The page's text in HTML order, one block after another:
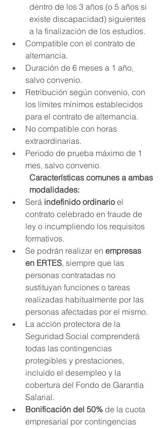
dentro de los 3 años (o 5 años si
existe discapacidad) siguientes
a la finalización de los estudios.
Compatible con el contrato de
alternancia.
Duración de 6 meses a 1 año,
salvo convenio.
Retribución según convenio, con
los límites mínimos establecidos
para el contrato de alternancia.
No compatible con horas
extraordinarias.
Periodo de prueba máximo de 1
mes, salvo convenio.
Características comunes a ambas
modalidades:
Será indefinido ordinario el
contrato celebrado en fraude de
ley o incumpliendo los requisitos
formativos.
Se podrán realizar en empresas
en ERTES, siempre que las
personas contratadas no
sustituyan funciones o tareas
realizadas habitualmente por las
personas afectadas por el mismo.
La acción protectora de la
Seguridad Social comprenderá
todas las contingencias
protegibles y prestaciones,
incluido el desempleo y la
cobertura del Fondo de Garantía
Salarial.
Bonificación del 50% de la cuota
empresarial por contingencias